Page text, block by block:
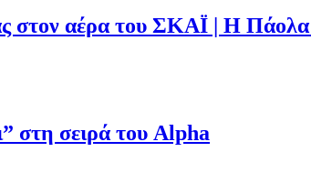
στον αέρα του ΣΚΑΪ | Η
στη σειρά του Alpha